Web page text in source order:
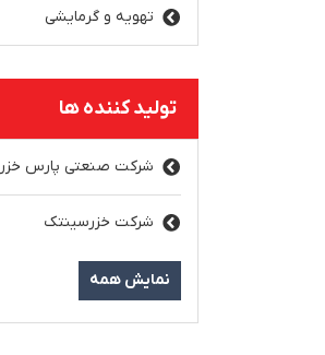
تهویه و گرمایشی
تولید کننده ها
شرکت صنعتی پارس خزر
شرکت خزرسینتک
نمایش همه